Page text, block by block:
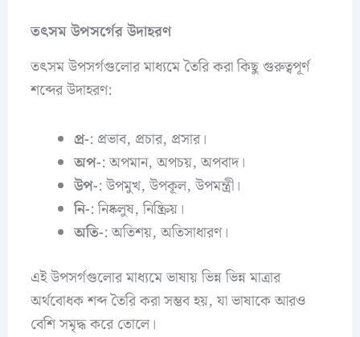
তৎসম উপসর্গের উদাহরণ
তৎসম উপসর্গগুলোর মাধ্যমে তৈরি করা কিছু গুরুত্বপূর্ণ
শব্দের উদাহরণ:
প্র-: প্রভাব, প্রচার, প্রসার।
অপ-: অপমান, অপচয়, অপবাদ।
উপ-: উপমুখ, উপকূল, উপমন্ত্রী।
নি-: নিষ্কলুষ, নিষ্ক্রিয়।
অতি-: অতিশয়, অতিসাধারণ।​
এই উপসর্গগুলোর মাধ্যমে ভাষায় ভিন্ন ভিন্ন মাত্রার
অর্থবোধক শব্দ তৈরি করা সম্ভব হয়, যা ভাষাকে আরও
বেশি সমৃদ্ধ করে তোলে।